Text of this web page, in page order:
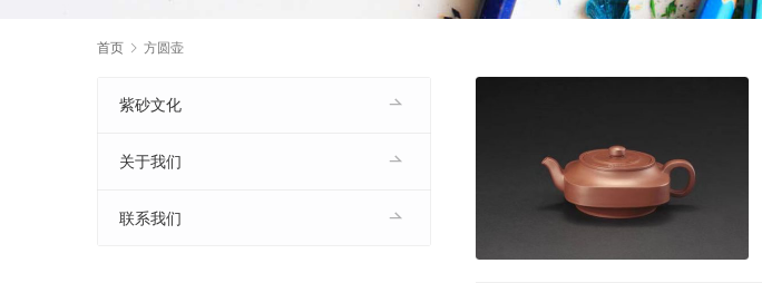
首页 方圆壶
紫砂文化
关于我们
联系我们